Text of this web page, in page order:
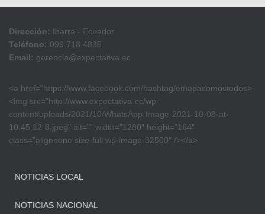
Dirección: Ibarra - Ecuador
Teléfono: 099 718 4835
Email: gerencia@expectativa.ec
<a href=”https://www.facebook.com/hashtag/emapasomostodos>
<img src=”http://www.expectativa.ec/wp-
content/uploads/2021/10/WhatsApp-Image-2021-10-08-at-
10.45.12-8.jpeg” alt=”” width=”1280″ height=”164″
class=”alignnone size-full wp-image-32500″ /></a>
NOTICIAS LOCAL
NOTICIAS NACIONAL